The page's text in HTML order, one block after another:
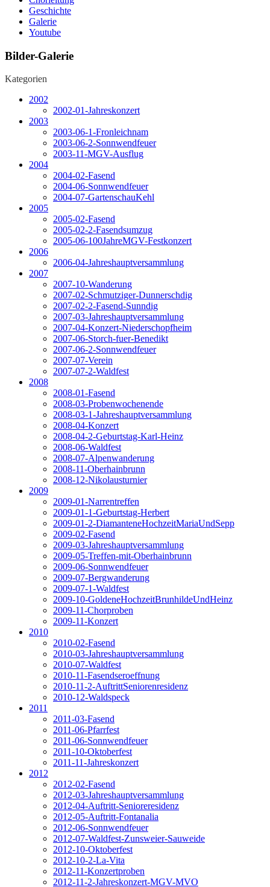
Geschichte
Galerie
Youtube
Bilder-Galerie
Kategorien
2002
2002-01-Jahreskonzert
2003
2003-06-1-Fronleichnam
2003-06-2-Sonnwendfeuer
2003-11-MGV-Ausflug
2004
2004-02-Fasend
2004-06-Sonnwendfeuer
2004-07-GartenschauKehl
2005
2005-02-Fasend
2005-02-2-Fasendsumzug
2005-06-100JahreMGV-Festkonzert
2006
2006-04-Jahreshauptversammlung
2007
2007-10-Wanderung
2007-02-Schmutziger-Dunnerschdig
2007-02-2-Fasend-Sunndig
2007-03-Jahreshauptversammlung
2007-04-Konzert-Niederschopfheim
2007-06-Storch-fuer-Benedikt
2007-06-2-Sonnwendfeuer
2007-07-Verein
2007-07-2-Waldfest
2008
2008-01-Fasend
2008-03-Probenwochenende
2008-03-1-Jahreshauptversammlung
2008-04-Konzert
2008-04-2-Geburtstag-Karl-Heinz
2008-06-Waldfest
2008-07-Alpenwanderung
2008-11-Oberhainbrunn
2008-12-Nikolausturnier
2009
2009-01-Narrentreffen
2009-01-1-Geburtstag-Herbert
2009-01-2-DiamanteneHochzeitMariaUndSepp
2009-02-Fasend
2009-03-Jahreshauptversammlung
2009-05-Treffen-mit-Oberhainbrunn
2009-06-Sonnwendfeuer
2009-07-Bergwanderung
2009-07-1-Waldfest
2009-10-GoldeneHochzeitBrunhildeUndHeinz
2009-11-Chorproben
2009-11-Konzert
2010
2010-02-Fasend
2010-03-Jahreshauptversammlung
2010-07-Waldfest
2010-11-Fasendseroeffnung
2010-11-2-AuftrittSeniorenresidenz
2010-12-Waldspeck
2011
2011-03-Fasend
2011-06-Pfarrfest
2011-06-Sonnwendfeuer
2011-10-Oktoberfest
2011-11-Jahreskonzert
2012
2012-02-Fasend
2012-03-Jahreshauptversammlung
2012-04-Auftritt-Senioreresidenz
2012-05-Auftritt-Fontanalia
2012-06-Sonnwendfeuer
2012-07-Waldfest-Zunsweier-Sauweide
2012-10-Oktoberfest
2012-10-2-La-Vita
2012-11-Konzertproben
2012-11-2-Jahreskonzert-MGV-MVO